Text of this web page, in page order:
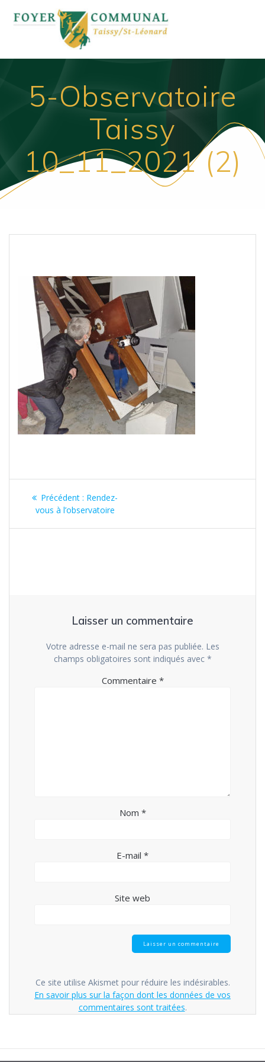
au
contenu
5-Observatoire
Taissy
10_11_2021 (2)
Navigation
Précédent : Article
précédent
Rendez-
vous à l’observatoire
Laisser un commentaire
Votre adresse e-mail ne sera pas publiée. Les
champs obligatoires sont indiqués avec *
Commentaire *
Nom *
E-mail *
Site web
Ce site utilise Akismet pour réduire les indésirables.
En savoir plus sur la façon dont les données de vos
commentaires sont traitées.